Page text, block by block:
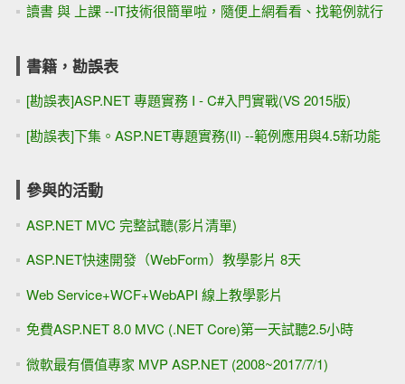
讀書 與 上課 --IT技術很簡單啦，隨便上網看看、找範例就行
書籍，勘誤表
[勘誤表]ASP.NET 專題實務 I - C#入門實戰(VS 2015版)
[勘誤表]下集。ASP.NET專題實務(II) --範例應用與4.5新功能
參與的活動
ASP.NET MVC 完整試聽(影片清單)
ASP.NET快速開發（WebForm）教學影片 8天
Web Service+WCF+WebAPI 線上教學影片
免費ASP.NET 8.0 MVC (.NET Core)第一天試聽2.5小時
微軟最有價值專家 MVP ASP.NET (2008~2017/7/1)